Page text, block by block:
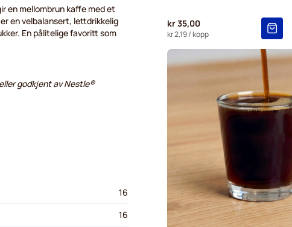
kr 35,00
kr 2,19/ kopp
en mellombrun kaffe med et
en velbalansert, lettdrikkelig
En pålitelige favoritt som
godkjent av Nestle®
16
16